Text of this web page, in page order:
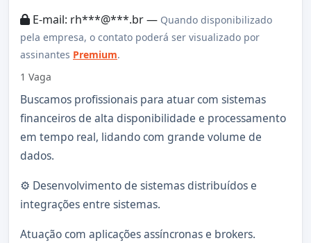
E-mail: rh***@***.br — Quando disponibilizado
pela empresa, o contato poderá ser visualizado por
assinantes Premium.
1 Vaga
Buscamos profissionais para atuar com sistemas
financeiros de alta disponibilidade e processamento
em tempo real, lidando com grande volume de
dados.
⚙️ Desenvolvimento de sistemas distribuídos e
integrações entre sistemas.
Atuação com aplicações assíncronas e brokers.